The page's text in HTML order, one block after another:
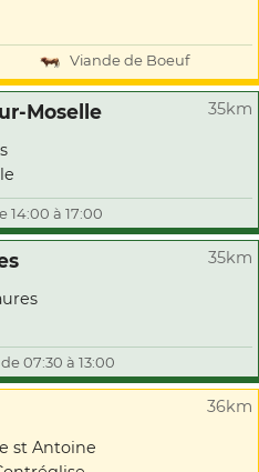
Viande de Boeuf
Moselle 35km
14:00 à 17:00
35km
07:30 à 13:00
36km
st Antoine